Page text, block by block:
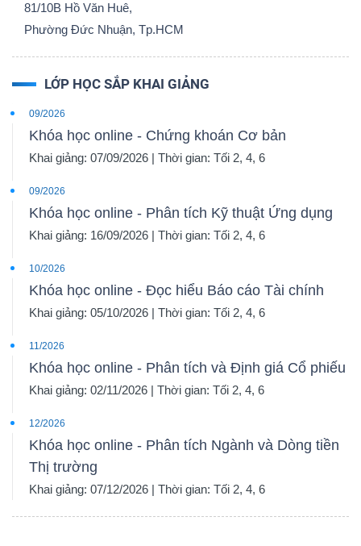
81/10B Hồ Văn Huê,
Phường Đức Nhuận, Tp.HCM
LỚP HỌC SẮP KHAI GIẢNG
09/2026
Khóa học online - Chứng khoán Cơ bản
Khai giảng: 07/09/2026 | Thời gian: Tối 2, 4, 6
09/2026
Khóa học online - Phân tích Kỹ thuật Ứng dụng
Khai giảng: 16/09/2026 | Thời gian: Tối 2, 4, 6
10/2026
Khóa học online - Đọc hiểu Báo cáo Tài chính
Khai giảng: 05/10/2026 | Thời gian: Tối 2, 4, 6
11/2026
Khóa học online - Phân tích và Định giá Cổ phiếu
Khai giảng: 02/11/2026 | Thời gian: Tối 2, 4, 6
12/2026
Khóa học online - Phân tích Ngành và Dòng tiền
Thị trường
Khai giảng: 07/12/2026 | Thời gian: Tối 2, 4, 6